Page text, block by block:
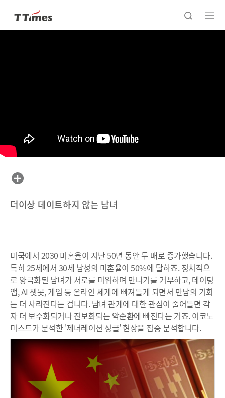
더이상 데이트하지 않는 남녀
미국에서 2030 미혼율이 지난 50년 동안 두 배로 증가했습니다.
특히 25세에서 30세 남성의 미혼율이 50%에 달하죠. 정치적으
로 양극화된 남녀가 서로를 미워하며 만나기를 거부하고, 데이팅
앱, AI 챗봇, 게임 등 온라인 세계에 빠져들게 되면서 만남의 기회
는 더 사라진다는 겁니다. 남녀 관계에 대한 관심이 줄어들면 각
자 더 보수화되거나 진보화되는 악순환에 빠진다는 거죠. 이코노
미스트가 분석한 '제너레이션 싱글' 현상을 집중 분석합니다.